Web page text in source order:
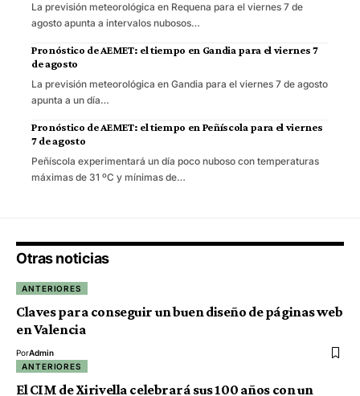
La previsión meteorológica en Requena para el viernes 7 de
agosto apunta a intervalos nubosos…
Pronóstico de AEMET: el tiempo en Gandia para el viernes 7
de agosto
La previsión meteorológica en Gandia para el viernes 7 de agosto
apunta a un día…
Pronóstico de AEMET: el tiempo en Peñíscola para el viernes
7 de agosto
Peñíscola experimentará un día poco nuboso con temperaturas
máximas de 31 ºC y mínimas de…
Otras noticias
ANTERIORES
Claves para conseguir un buen diseño de páginas web
en Valencia
PorAdmin
ANTERIORES
El CIM de Xirivella celebrará sus 100 años con un